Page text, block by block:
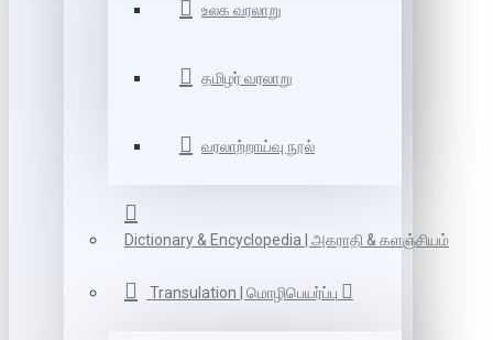
உலக வரலாறு
தமிழர் வரலாறு
வரலாற்றாய்வு நூல்
Dictionary & Encyclopedia | அகராதி & களஞ்சியம்
Transulation | மொழிபெயர்ப்பு